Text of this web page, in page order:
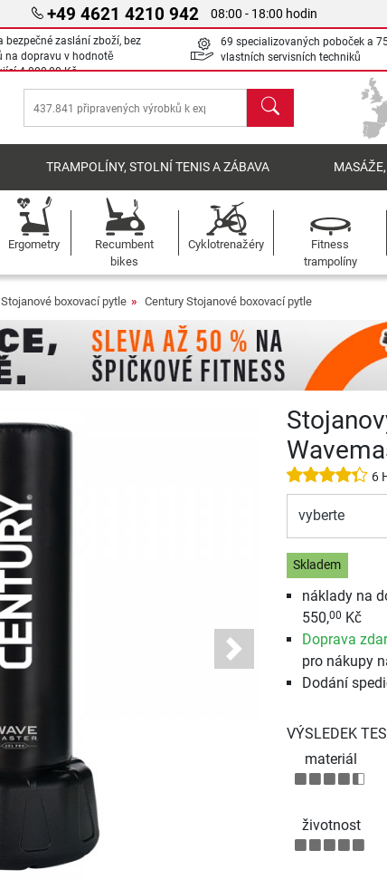
+49 4621 4210 942 08:00 - 18:00 hodin
bezpečné zaslání zboží, bez
na dopravu v hodnotě
4 000,00 Kč
69 specializovaných poboček a
vlastních servisních techniků
Hledat
TRAMPOLÍNY, STOLNÍ TENIS A ZÁBAVA
Ergometry
Recumbent
bikes
Cyklotrenažéry
Fitness
trampolíny
Stojanové boxovací pytle Century Stojanové boxovací pytle
Next
6
vyberte
Skladem
náklady na
550,00 Kč
Doprava
pro nákupy
Dodání
VÝSLEDEK
materiál
životnost